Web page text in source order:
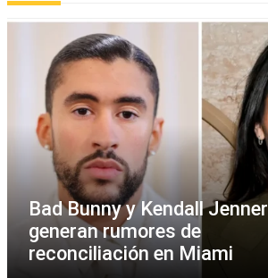
Bad Bunny y Kendall Jenner
generan rumores de
reconciliación en Miami